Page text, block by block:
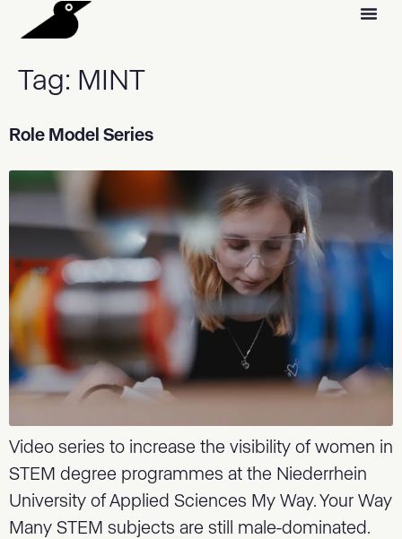
Tag: MINT
Role Model Series
Video series to increase the visibility of women in
STEM degree programmes at the Niederrhein
University of Applied Sciences My Way. Your Way
Many STEM subjects are still male-dominated.